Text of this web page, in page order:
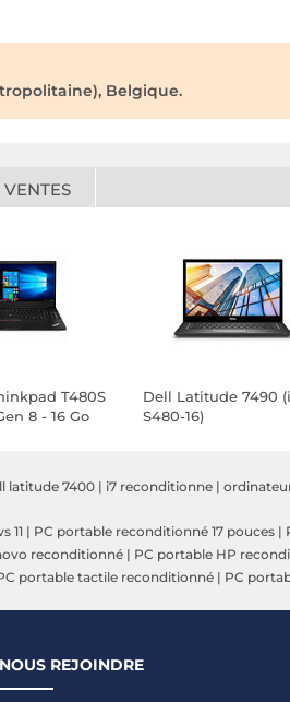
Belgique.
T480S
8 - 16 Go
Dell Latitude 7490
S480-16)
latitude 7400 | i7 reconditionne |
11 | PC portable reconditionné 17 pouces |
reconditionné | PC portable HP
portable tactile reconditionné | PC
NOUS REJOINDRE